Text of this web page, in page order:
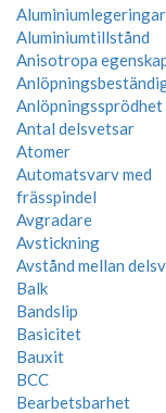
Aluminiumlegeringar
Aluminiumtillstånd
Anisotropa
Anlöpningssprödhet
Antal delsvetsar
Atomer
Automatsvarv med
frässpindel
Avgradare
Avstickning
Avstånd mellan
Balk
Bandslip
Basicitet
Bauxit
BCC
Bearbetsbarhet